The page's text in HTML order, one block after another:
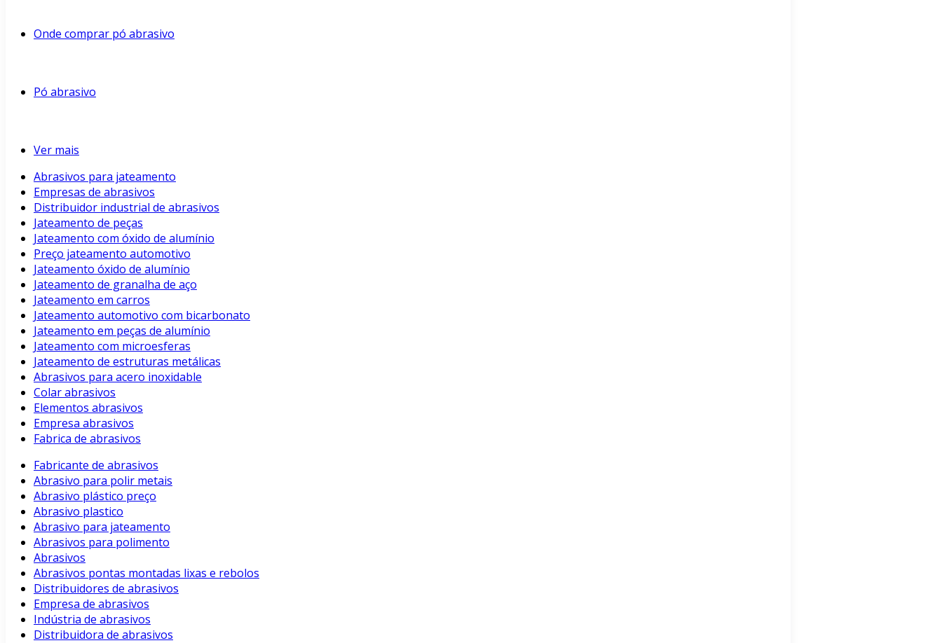
Onde comprar pó abrasivo
Pó abrasivo
Ver mais
Abrasivos para jateamento
Empresas de abrasivos
Distribuidor industrial de abrasivos
Jateamento de peças
Jateamento com óxido de alumínio
Preço jateamento automotivo
Jateamento óxido de alumínio
Jateamento de granalha de aço
Jateamento em carros
Jateamento automotivo com bicarbonato
Jateamento em peças de alumínio
Jateamento com microesferas
Jateamento de estruturas metálicas
Abrasivos para acero inoxidable
Colar abrasivos
Elementos abrasivos
Empresa abrasivos
Fabrica de abrasivos
Fabricante de abrasivos
Abrasivo para polir metais
Abrasivo plástico preço
Abrasivo plastico
Abrasivo para jateamento
Abrasivos para polimento
Abrasivos
Abrasivos pontas montadas lixas e rebolos
Distribuidores de abrasivos
Empresa de abrasivos
Indústria de abrasivos
Distribuidora de abrasivos